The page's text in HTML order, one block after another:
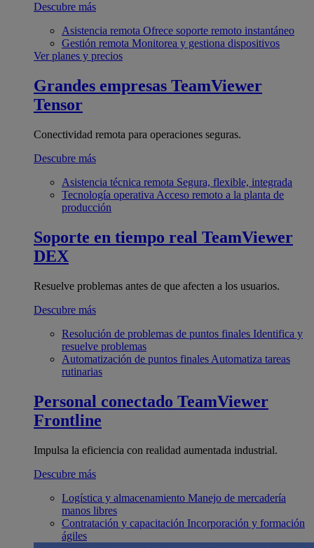
Descubre más
Asistencia remota Ofrece soporte remoto instantáneo
Gestión remota Monitorea y gestiona dispositivos
Ver planes y precios
Grandes empresas TeamViewer
Tensor
Conectividad remota para operaciones seguras.
Descubre más
Asistencia técnica remota Segura, flexible, integrada
Tecnología operativa Acceso remoto a la planta de
producción
Soporte en tiempo real TeamViewer
DEX
Resuelve problemas antes de que afecten a los usuarios.
Descubre más
Resolución de problemas de puntos finales Identifica y
resuelve problemas
Automatización de puntos finales Automatiza tareas
rutinarias
Personal conectado TeamViewer
Frontline
Impulsa la eficiencia con realidad aumentada industrial.
Descubre más
Logística y almacenamiento Manejo de mercadería
manos libres
Contratación y capacitación Incorporación y formación
ágiles